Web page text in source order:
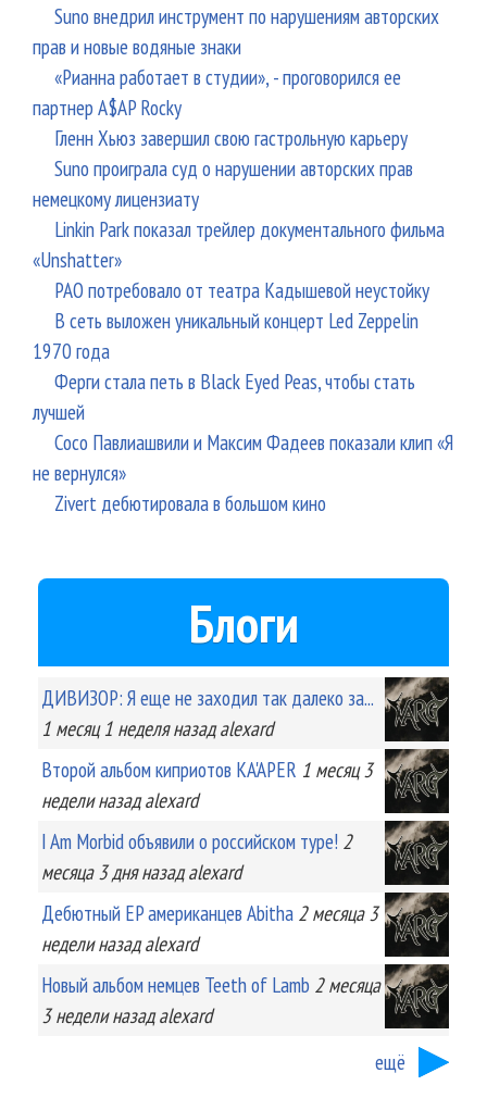
Suno внедрил инструмент по нарушениям авторских
прав и новые водяные знаки
«Рианна работает в студии», - проговорился ее
партнер A$AP Rocky
Гленн Хьюз завершил свою гастрольную карьеру
Suno проиграла суд о нарушении авторских прав
немецкому лицензиату
Linkin Park показал трейлер документального фильма
«Unshatter»
РАО потребовало от театра Кадышевой неустойку
В сеть выложен уникальный концерт Led Zeppelin
1970 года
Ферги стала петь в Black Eyed Peas, чтобы стать
лучшей
Сосо Павлиашвили и Максим Фадеев показали клип «Я
не вернулся»
Zivert дебютировала в большом кино
Блоги
ДИВИЗОР: Я еще не заходил так далеко за...
1 месяц 1 неделяназад alexard
Второй альбом киприотов KA'APER 1 месяц 3
неделиназад alexard
I Am Morbid объявили о российском туре! 2
месяца 3 дняназад alexard
Дебютный EP американцев Abitha 2 месяца 3
неделиназад alexard
Новый альбом немцев Teeth of Lamb 2 месяца
3 неделиназад alexard
ещё